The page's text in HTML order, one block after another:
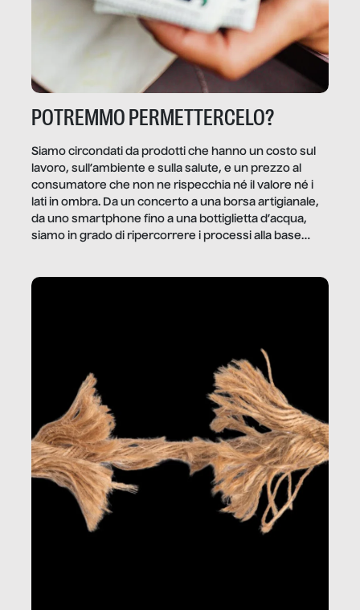
POTREMMO PERMETTERCELO?
Siamo circondati da prodotti che hanno un costo sul
lavoro, sull’ambiente e sulla salute, e un prezzo al
consumatore che non ne rispecchia né il valore né i
lati in ombra. Da un concerto a una borsa artigianale,
da uno smartphone fino a una bottiglietta d’acqua,
siamo in grado di ripercorrere i processi alla base
dietro gli oggetti e i servizi che fanno la nostra vita